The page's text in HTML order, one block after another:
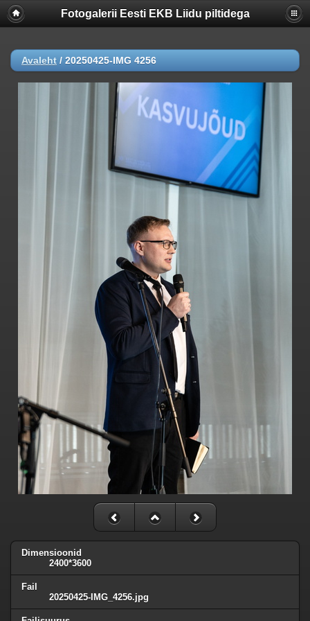
Fotogalerii Eesti EKB Liidu piltidega
Avaleht / 20250425-IMG 4256
Dimensioonid
2400*3600
Fail
20250425-IMG_4256.jpg